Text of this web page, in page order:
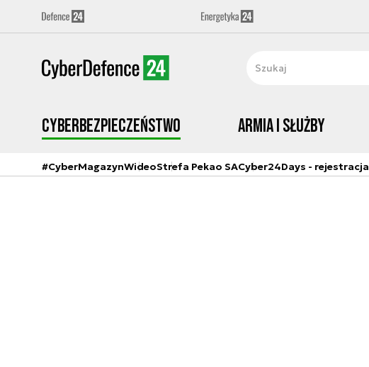
Cyberbezpieczeństwo Armia i Służby
#CyberMagazynWideoStrefa Pekao SACyber24Days - rejestracja